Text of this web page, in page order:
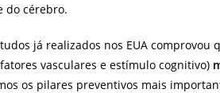
do cérebro.
já realizados nos EUA
vasculares e estímulo cognitivo)
os pilares preventivos mais